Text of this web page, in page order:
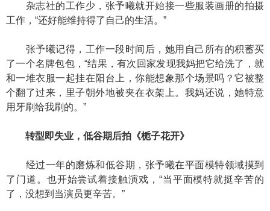
杂志社的工作少，张予曦就开始接一些服装画册的拍摄
工作，“还好能维持得了自己的生活。”
张予曦记得，工作一段时间后，她用自己所有的积蓄买
了一个名牌包包，“结果，有次回家发现我妈把它给洗了，就
和一堆衣服一起挂在阳台上，你能想象那个场景吗？它被整
个翻了过来，里子朝外地被夹在衣架上。我妈还说，她特意
用牙刷给我刷的。”
转型即失业，低谷期后拍《栀子花开》
经过一年的磨炼和低谷期，张予曦在平面模特领域摸到
了门道。也开始尝试着接触演戏，“当平面模特就挺辛苦的
了，没想到当演员更辛苦。”